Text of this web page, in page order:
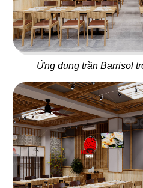
Ứng dụng trần Barrisol
97
CHU TƯỚC LÂU
Nhà hàng Dimsum
99
BÁT BỬU HONGKONG
Nhà hàng Lẩu